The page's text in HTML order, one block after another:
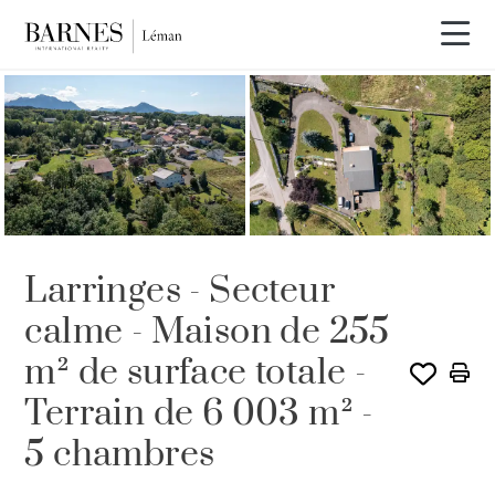
VENDU PAR BARNES
Larringes - Secteur
calme - Maison de 255
m² de surface totale -
Terrain de 6 003 m² -
5 chambres